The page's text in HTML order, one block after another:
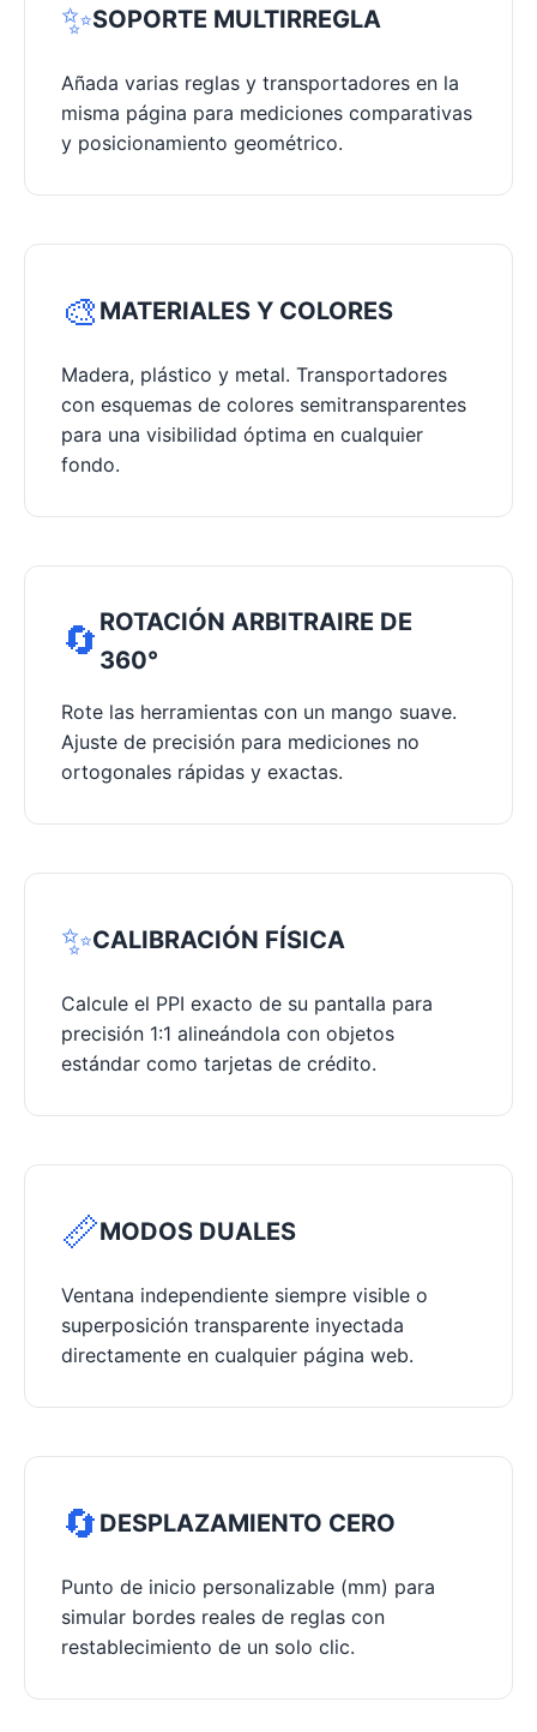
✨SOPORTE MULTIRREGLA
Añada varias reglas y transportadores en la
misma página para mediciones comparativas
y posicionamiento geométrico.
🎨 MATERIALES Y COLORES
Madera, plástico y metal. Transportadores
con esquemas de colores semitransparentes
para una visibilidad óptima en cualquier
fondo.
🔄 ROTACIÓN ARBITRAIRE DE
360°
Rote las herramientas con un mango suave.
Ajuste de precisión para mediciones no
ortogonales rápidas y exactas.
✨CALIBRACIÓN FÍSICA
Calcule el PPI exacto de su pantalla para
precisión 1:1 alineándola con objetos
estándar como tarjetas de crédito.
📏MODOS DUALES
Ventana independiente siempre visible o
superposición transparente inyectada
directamente en cualquier página web.
🔄 DESPLAZAMIENTO CERO
Punto de inicio personalizable (mm) para
simular bordes reales de reglas con
restablecimiento de un solo clic.